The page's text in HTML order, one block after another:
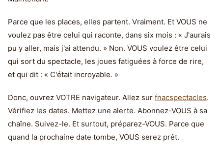
Parce que les places, elles partent. Vraiment. Et VOUS ne
voulez pas être celui qui raconte, dans six mois : « J'aurais
pu y aller, mais j'ai attendu. » Non. VOUS voulez être celui
qui sort du spectacle, les joues fatiguées à force de rire,
et qui dit : « C'était incroyable. »
Donc, ouvrez VOTRE navigateur. Allez sur fnacspectacles.
Vérifiez les dates. Mettez une alerte. Abonnez-VOUS à sa
chaîne. Suivez-le. Et surtout, préparez-VOUS. Parce que
quand la prochaine date tombe, VOUS serez prêt.